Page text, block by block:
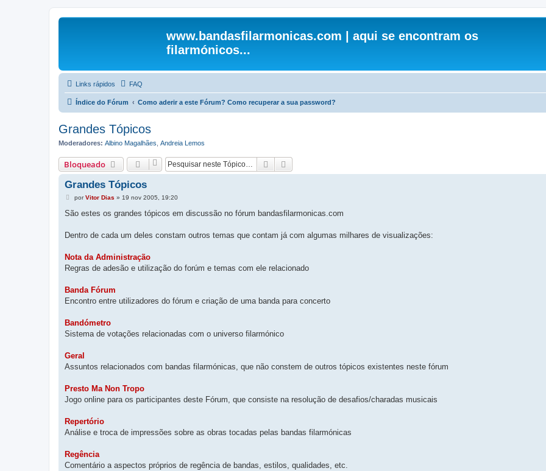
www.bandasfilarmonicas.com | aqui se encontram os
filarmónicos...
Links rápidos FAQ
Índice do Fórum Como aderir a este Fórum? Como recuperar a sua password?
Grandes Tópicos
Moderadores: Albino Magalhães Andreia Lemos
Bloqueado Pesquisar
Grandes Tópicos
M
n
g
porVitor Dias » 19 nov 2005, 19:20
São estes os grandes tópicos em discussão no fórum bandasfilarmonicas.com
Dentro de cada um deles constam outros temas que contam já com algumas milhares de visualizações:
Nota da Administração
Regras de adesão e utilização do forúm e temas com ele relacionado
Banda Fórum
Encontro entre utilizadores do fórum e criação de uma banda para concerto
Bandómetro
Sistema de votações relacionadas com o universo filarmónico
Geral
Assuntos relacionados com bandas filarmónicas, que não constem de outros tópicos existentes neste fórum
Presto Ma Non Tropo
Jogo online para os participantes deste Fórum, que consiste na resolução de desafios/charadas musicais
Repertório
Análise e troca de impressões sobre as obras tocadas pelas bandas filarmónicas
Regência
Comentário a aspectos próprios de regência de bandas, estilos, qualidades, etc.